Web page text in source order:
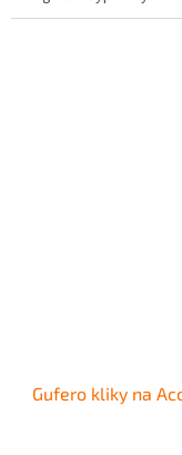
Gufero kliky na